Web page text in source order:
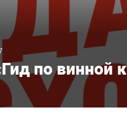
по винной